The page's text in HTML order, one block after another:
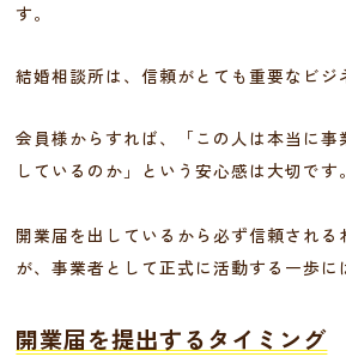
す。
結婚相談所は、信頼がとても重要なビジ
会員様からすれば、「この人は本当に事
しているのか」という安心感は大切です。
開業届を出しているから必ず信頼される
が、事業者として正式に活動する一歩に
開業届を提出するタイミング